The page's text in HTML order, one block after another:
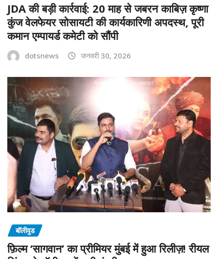
JDA की बड़ी कार्रवाई: 20 माह से जबरन काबिज़ कृष्णा
कुंज वेलफेयर सोसायटी की कार्यकारिणी अपदस्थ, पूरी
कमान एम्पायर्ड कमेटी को सौंपी
dotsnews जनवरी 30, 2026
बॉलीवुड
फ़िल्म ‘सागवान’ का प्रीमियर मुंबई में हुआ रिलीज़! रीयल